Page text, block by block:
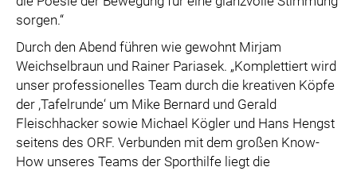
sorgen.“
Durch den Abend führen wie gewohnt Mirjam
Weichselbraun und Rainer Pariasek. „Komplettiert wird
unser professionelles Team durch die kreativen Köpfe
der ,Tafelrunde‘ um Mike Bernard und Gerald
Fleischhacker sowie Michael Kögler und Hans Hengst
seitens des ORF. Verbunden mit dem großen Know-
How unseres Teams der Sporthilfe liegt die